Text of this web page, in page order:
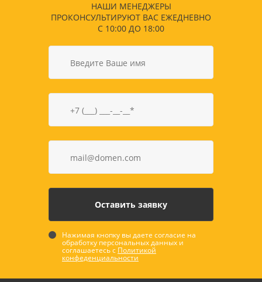
НАШИ МЕНЕДЖЕРЫ
ПРОКОНСУЛЬТИРУЮТ ВАС ЕЖЕДНЕВНО
С 10:00 ДО 18:00
Нажимая кнопку вы даете согласие на
обработку персональных данных и
соглашаетесь с Политикой
конфеденциальности